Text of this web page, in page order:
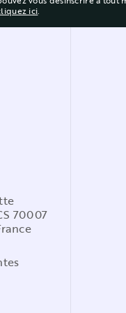
ici.
70007